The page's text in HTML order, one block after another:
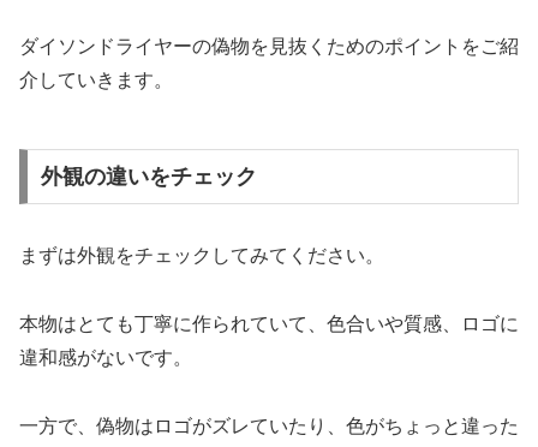
ダイソンドライヤーの偽物を見抜くためのポイントをご紹
介していきます。
外観の違いをチェック
まずは外観をチェックしてみてください。
本物はとても丁寧に作られていて、色合いや質感、ロゴに
違和感がないです。
一方で、偽物はロゴがズレていたり、色がちょっと違った